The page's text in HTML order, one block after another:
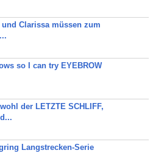
Clarissa müssen zum
so I can try EYEBROW
der LETZTE SCHLIFF,
Langstrecken-Serie